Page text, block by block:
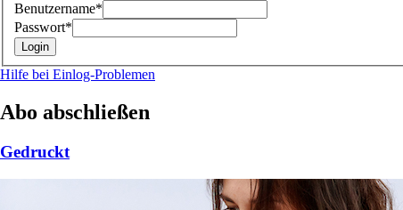
Benutzername*
Passwort*
Hilfe bei Einlog-Problemen
Abo abschließen
Gedruckt